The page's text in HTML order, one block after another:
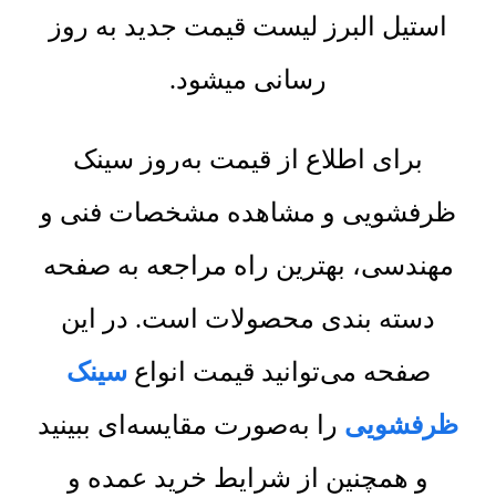
استیل البرز لیست قیمت جدید به روز
رسانی میشود.
برای اطلاع از قیمت به‌روز سینک
ظرفشویی و مشاهده مشخصات فنی و
مهندسی، بهترین راه مراجعه به صفحه
دسته بندی محصولات است. در این
صفحه می‌توانید قیمت انواعسینک
ظرفشویی را به‌صورت مقایسه‌ای ببینید
و همچنین از شرایط خرید عمده و